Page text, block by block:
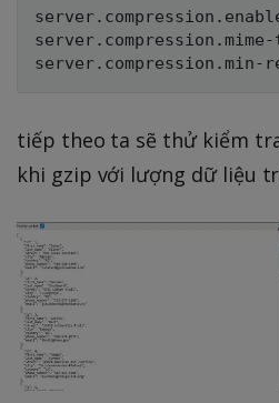
tiếp theo ta sẽ thử kiểm
khi gzip với lượng dữ liệu